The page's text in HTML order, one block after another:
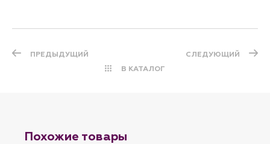
ПРЕДЫДУЩИЙ
В КАТАЛОГ
СЛЕДУЮЩИЙ
Похожие товары